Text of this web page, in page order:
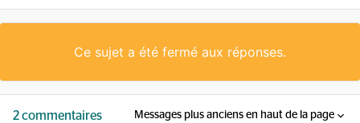
Ce sujet a été fermé aux réponses.
2 commentaires Messages plus anciens en haut de la page